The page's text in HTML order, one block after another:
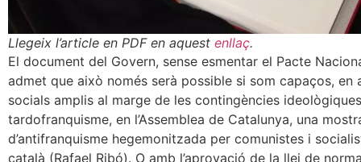
Llegeix l’article en PDF en aquest enllaç.
El document del Govern, sense esmentar el Pacte
admet que això només serà possible si som capaços,
socials amplis al marge de les contingències
tardofranquisme, en l’Assemblea de Catalunya, una
d’antifranquisme hegemonitzada per comunistes i
català (Rafael Ribó). O amb l’aprovació de la llei de